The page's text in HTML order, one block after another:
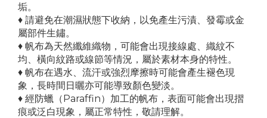
垢。
♦ 請避免在潮濕狀態下收納，以免產生污漬、發霉或金
屬部件生鏽。
♦ 帆布為天然纖維織物，可能會出現接線處、織紋不
均、橫向紋路或線節等情況，屬於素材本身的特性。
♦ 帆布在遇水、流汗或強烈摩擦時可能會產生褪色現
象，長時間日曬亦可能導致顏色變淡。
♦ 經防蠟（Paraffin）加工的帆布，表面可能會出現摺
痕或泛白現象，屬正常特性，敬請理解。